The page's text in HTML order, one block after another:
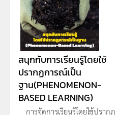
สนุกกับการเรียนรู้โดยใช้
ปรากฏการณ์เป็น
ฐาน(PHENOMENON-
BASED LEARNING)
การจัดการเรียนรู้โดยใช้ปร